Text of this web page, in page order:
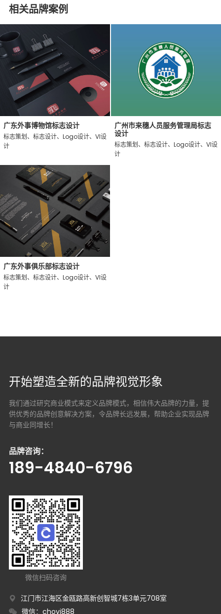
相关品牌案例
广东外事博物馆标志设计
标志策划、标志设计、Logo设计、VI设
计
广州市来穗人员服务管理局标志
设计
标志策划、标志设计、Logo设计、VI设
计
广东外事俱乐部标志设计
标志策划、标志设计、Logo设计、VI设
计
开始塑造全新的品牌视觉形象
我们通过研究商业模式来定义品牌模式，相信伟大品牌的力量，提
供优秀的品牌创意解决方案， 令品牌长远发展，帮助企业实现品牌
与商业同增长！
品牌咨询：
189-4840-6796
微信扫码咨询
江门市江海区金瓯路高新创智城7栋3单元708室
微信：chovi888